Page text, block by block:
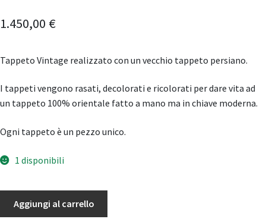
1.450,00 €
Tappeto Vintage realizzato con un vecchio tappeto persiano.
I tappeti vengono rasati, decolorati e ricolorati per dare vita ad
un tappeto 100% orientale fatto a mano ma in chiave moderna.
Ogni tappeto è un pezzo unico.
1 disponibili
Vintage
Aggiungi al carrello